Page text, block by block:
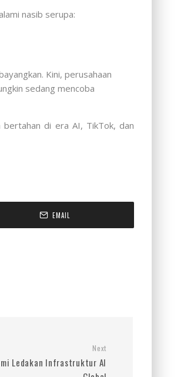
nasib serupa:
Kini, perusahaan
sedang mencoba
bertahan di era AI, TikTok, dan
EMAIL
Next
Ledakan Infrastruktur AI